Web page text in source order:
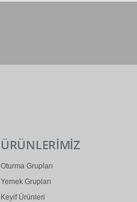
ÜRÜNLERİMİZ
Oturma Grupları
Yemek Grupları
Keyif Ürünleri